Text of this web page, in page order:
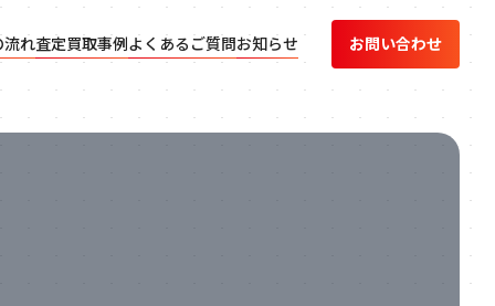
流れ査定買取事例よくあるご質問お知らせ お問い合わせ